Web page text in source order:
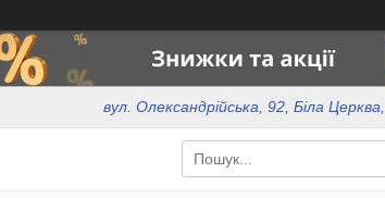
вул. Олександрійська, 92, Біла